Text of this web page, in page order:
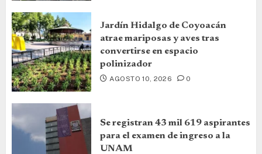
Jardín Hidalgo de Coyoacán
atrae mariposas y aves tras
convertirse en espacio
polinizador
AGOSTO 10, 2026 0
Se registran 43 mil 619 aspirantes
para el examen de ingreso a la
UNAM